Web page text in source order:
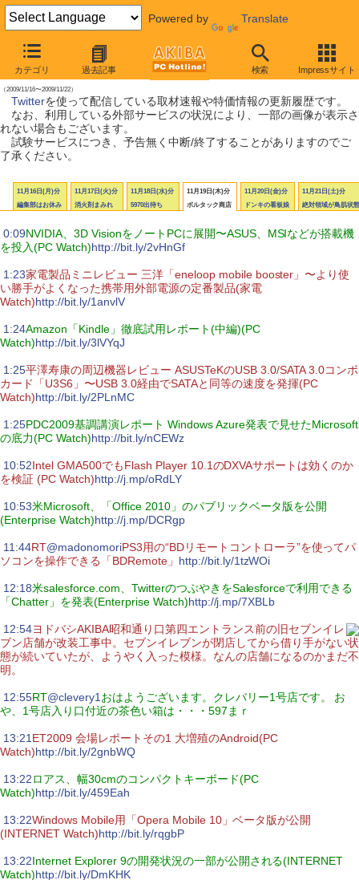
Powered by Translate
カテゴリ 過去記事 検索 Impressサイト
【 2009年11月21日号 】
AKIBA PC Hotline! Twitter更新履歴
（2009/11/16〜2009/11/22）
Twitterを使って配信している取材速報や特価情報の更新履歴です。
なお、利用している外部サービスの状況により、一部の画像が表示さ
れない場合もございます。
試験サービスにつき、予告無く中断/終了することがありますのでご
了承ください。
11月16日(月)分
編集部はお休み
11月17日(火)分
消火剤まみれ
11月18日(水)分
5970出待ち
11月19日(木)分
ボルタック商店
11月20日(金)分
ドンキの看板娘
11月21日(土)分
絶対領域が鳥肌状態
0:09NVIDIA、3D VisionをノートPCに展開〜ASUS、MSIなどが搭載機
を投入(PC Watch)http://bit.ly/2vHnGf
1:23家電製品ミニレビュー 三洋「eneloop mobile booster」〜より使
い勝手がよくなった携帯用外部電源の定番製品(家電
Watch)http://bit.ly/1anvlV
1:24Amazon「Kindle」徹底試用レポート(中編)(PC
Watch)http://bit.ly/3lVYqJ
1:25平澤寿康の周辺機器レビュー ASUSTeKのUSB 3.0/SATA 3.0コンボ
カード「U3S6」〜USB 3.0経由でSATAと同等の速度を発揮(PC
Watch)http://bit.ly/2PLnMC
1:25PDC2009基調講演レポート Windows Azure発表で見せたMicrosoft
の底力(PC Watch)http://bit.ly/nCEWz
10:52Intel GMA500でもFlash Player 10.1のDXVAサポートは効くのか
を検証 (PC Watch)http://j.mp/oRdLY
10:53米Microsoft、「Office 2010」のパブリックベータ版を公開
(Enterprise Watch)http://j.mp/DCRgp
11:44RT@madonomoriPS3用の“BDリモートコントローラ”を使ってパ
ソコンを操作できる「BDRemote」 http://bit.ly/1tzWOi
12:18米salesforce.com、TwitterのつぶやきをSalesforceで利用できる
「Chatter」を発表(Enterprise Watch)http://j.mp/7XBLb
12:54ヨドバシAKIBA昭和通り口第四エントランス前の旧セブンイレ
ブン店舗が改装工事中。セブンイレブンが閉店してから借り手がない状
態が続いていたが、ようやく入った模様。なんの店舗になるのかまだ不
明。
12:55RT@clevery1 おはようございます。クレバリー1号店です。 お
や、1号店入り口付近の茶色い箱は・・・597まｒ
13:21 ET2009 会場レポートその1 大増殖のAndroid(PC
Watch)http://bit.ly/2gnbWQ
13:22ロアス、幅30cmのコンパクトキーボード(PC
Watch)http://bit.ly/459Eah
13:22Windows Mobile用「Opera Mobile 10」ベータ版が公開
(INTERNET Watch)http://bit.ly/rqgbP
13:22Internet Explorer 9の開発状況の一部が公開される(INTERNET
Watch)http://bit.ly/DmKHK